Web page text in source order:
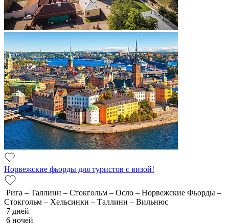
Норвежские фьорды для туристов с визой!
Рига – Таллинн – Стокгольм – Осло – Норвежские Фьорды –
Стокгольм – Хельсинки – Таллинн – Вильнюс
7 дней
6 ночей